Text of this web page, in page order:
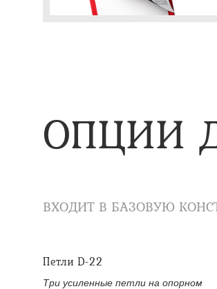
ОПЦИИ
ВХОДИТ В БАЗОВУЮ
Петли D-22
Три усиленные петли на опорном